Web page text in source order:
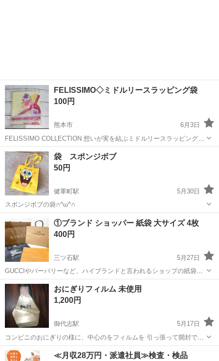
FELISSIMO◇ミドルリースラッピング袋
100円
熊本市
6月3日
FELISSIMO COLLECTION 想いが実を結ぶミドルリースラッピング袋
サイズ：Ｍ カラー：黄色 新品 未開封 未開封ですが自宅保管です、ご
理解の上ご購入ください
熊本 熊本市 ラッピング用品
袋 スポンジボブ
50円
健軍町駅
5月30日
スポンジボブの袋∩^ω^∩
上益城郡 健軍町駅 ラッピング用品
①ブランド ショッパー 紙袋 大サイズ 4枚
400円
三ツ石駅
5月27日
GUCCIやバーバリーなど、ハイブランドと言われるショップの紙袋で
す。 シワや汚れなどある物もありますが、ご活用頂ければうれしいで
す😊 サイズ…1番大きいGUCCIが約36×48×15cm ＊…＊…＊…＊…
＊…＊…＊…＊...
熊本 合志市 三ツ石駅 ラッピング用品
おにぎりフィルム 未使用
1,200円
御代志駅
5月17日
コンビニのおにぎりの様に、中心のをフィルムを 引っ張って開封でき
ます。 200枚入 1,700円位でした。 自宅保管品ですので神経質な方は
御遠慮ください。 ﾉｰｸﾚｰﾑ、ﾉｰﾘﾀｰﾝ、取りに来て頂ける方でお願いし
熊本 合志市 御代志駅 ラッピング用品 おにぎり
≪月収28万円・派遣社員≫検査・検品